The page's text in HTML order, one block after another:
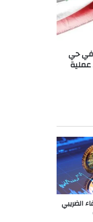
في حي
الضريبي